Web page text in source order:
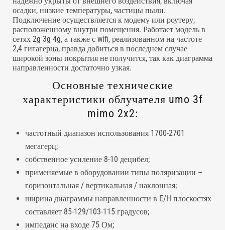
осадки, низкие температуры, частицы пыли.
Подключение осуществляется к модему или роутеру,
расположенному внутри помещения. Работает модель в
сетях 2g 3g 4g, а также с wifi, реализованном на частоте
2,4 гигагерца, правда добиться в последнем случае
широкой зоны покрытия не получится, так как диаграмма
направленности достаточно узкая.
Основные технические
характеристики облучателя umo 3f
mimo 2x2:
частотный диапазон использования 1700-2701
мегагерц;
собственное усиление 8-10 децибел;
применяемые в оборудовании типы поляризации –
горизонтальная / вертикальная / наклонная;
ширина диаграммы направленности в E/H плоскостях
составляет 85-129/103-115 градусов;
импеданс на входе 75 Ом;